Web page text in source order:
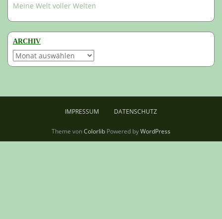
Meine Welt voller Welten
ARCHIV
Archiv
IMPRESSUM DATENSCHUTZ
Theme vonColorlib Powered byWordPress